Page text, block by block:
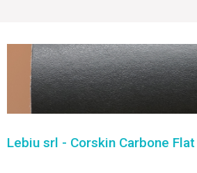
Lebiu srl - Corskin Carbone